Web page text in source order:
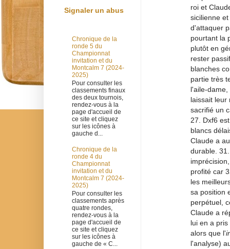
roi et
sicilienne
d'attaquer
pourtant la
plutôt en
rester
blanches
partie très
l'aile-
laissait leur
sacrifié un
27. Dxf6
blancs
Claude a
durable.
profité car
les
sa position
perpétuel,
Claude a
lui en a
alors que l'
l'analyse)
Signaler un abus
Chronique de la
ronde 5 du
Championnat
invitation et du
Montcalm 7 (2024-
2025)
Pour consulter les
classements finaux
des deux tournois,
rendez-vous à la
page d'accueil de
ce site et cliquez
sur les icônes à
gauche d...
Chronique de la
ronde 4 du
Championnat
invitation et du
Montcalm 7 (2024-
2025)
Pour consulter les
classements après
quatre rondes,
rendez-vous à la
page d'accueil de
ce site et cliquez
sur les icônes à
gauche de « C...